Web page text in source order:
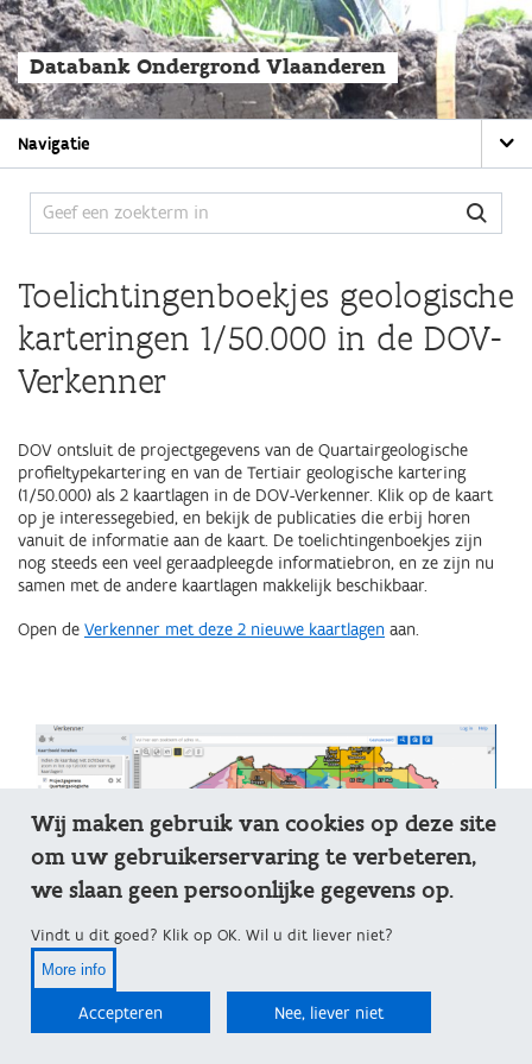
Overslaan
en
naar
de
algemene
inhoud
Databank Ondergrond Vlaanderen
Main
navigation
Navigatie
Toelichtingenboekjes geologische
karteringen 1/50.000 in de DOV-
Verkenner
DOV ontsluit de projectgegevens van de Quartairgeologische
profieltypekartering en van de Tertiair geologische kartering
(1/50.000) als 2 kaartlagen in de DOV-Verkenner. Klik op de kaart
op je interessegebied, en bekijk de publicaties die erbij horen
vanuit de informatie aan de kaart. De toelichtingenboekjes zijn
nog steeds een veel geraadpleegde informatiebron, en ze zijn nu
samen met de andere kaartlagen makkelijk beschikbaar.
Open de Verkenner met deze 2 nieuwe kaartlagen aan.
Wij maken gebruik van cookies op deze site
om uw gebruikerservaring te verbeteren,
we slaan geen persoonlijke gegevens op.
Vindt u dit goed? Klik op OK. Wil u dit liever niet?
More info
Accepteren Nee, liever niet